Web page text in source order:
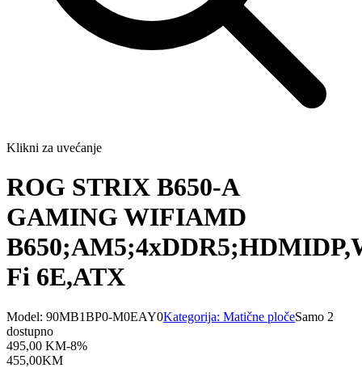
Klikni za uvećanje
ROG STRIX B650-A
GAMING WIFIAMD
Fi 6E,ATX
Model: 90MB1BP0-M0EAY0Kategorija: Matične pločeSamo 2
dostupno
495,00 KM-8%
455,00KM